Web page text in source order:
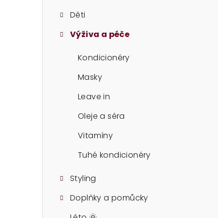
Děti
Výživa a péče
Kondicionéry
Masky
Leave in
Oleje a séra
Vitamíny
Tuhé kondicionéry
Styling
Doplňky a pomůcky